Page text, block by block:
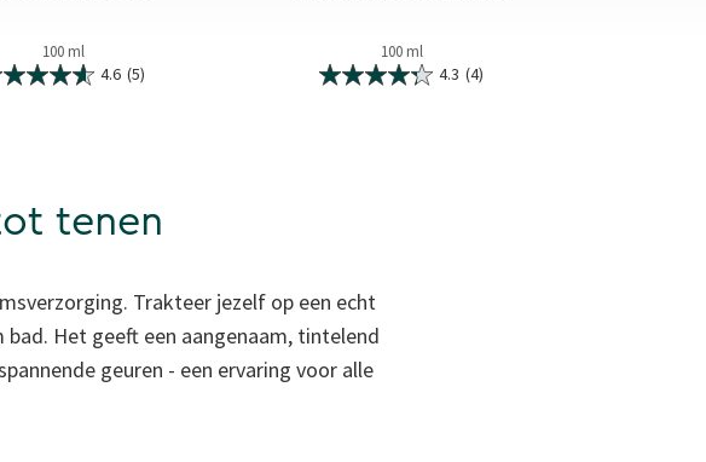
100 ml
4.6 (5)
100 ml
4.3 (4)
tenen
Trakteer jezelf op een echt
Het geeft een aangenaam, tintelend
geuren - een ervaring voor alle